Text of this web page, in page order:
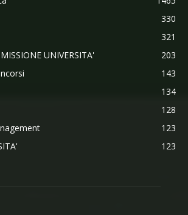
330
321
UNIVERSITA'
203
143
134
128
123
123